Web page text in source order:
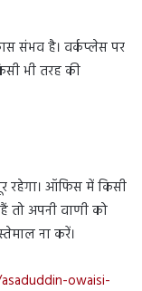
संभव है। वर्कप्लेस पर
भी तरह की
रहेगा। ऑफिस में किसी
तो अपनी वाणी को
ना करें।
owaisi-